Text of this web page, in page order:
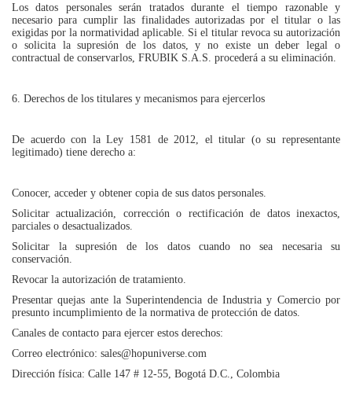
Los datos personales serán tratados durante el tiempo razonable y
necesario para cumplir las finalidades autorizadas por el titular o las
exigidas por la normatividad aplicable. Si el titular revoca su autorización
o solicita la supresión de los datos, y no existe un deber legal o
contractual de conservarlos, FRUBIK S.A.S. procederá a su eliminación.
6. Derechos de los titulares y mecanismos para ejercerlos
De acuerdo con la Ley 1581 de 2012, el titular (o su representante
legitimado) tiene derecho a:
Conocer, acceder y obtener copia de sus datos personales.
Solicitar actualización, corrección o rectificación de datos inexactos,
parciales o desactualizados.
Solicitar la supresión de los datos cuando no sea necesaria su
conservación.
Revocar la autorización de tratamiento.
Presentar quejas ante la Superintendencia de Industria y Comercio por
presunto incumplimiento de la normativa de protección de datos.
Canales de contacto para ejercer estos derechos:
Correo electrónico: sales@hopuniverse.com
Dirección física: Calle 147 # 12-55, Bogotá D.C., Colombia